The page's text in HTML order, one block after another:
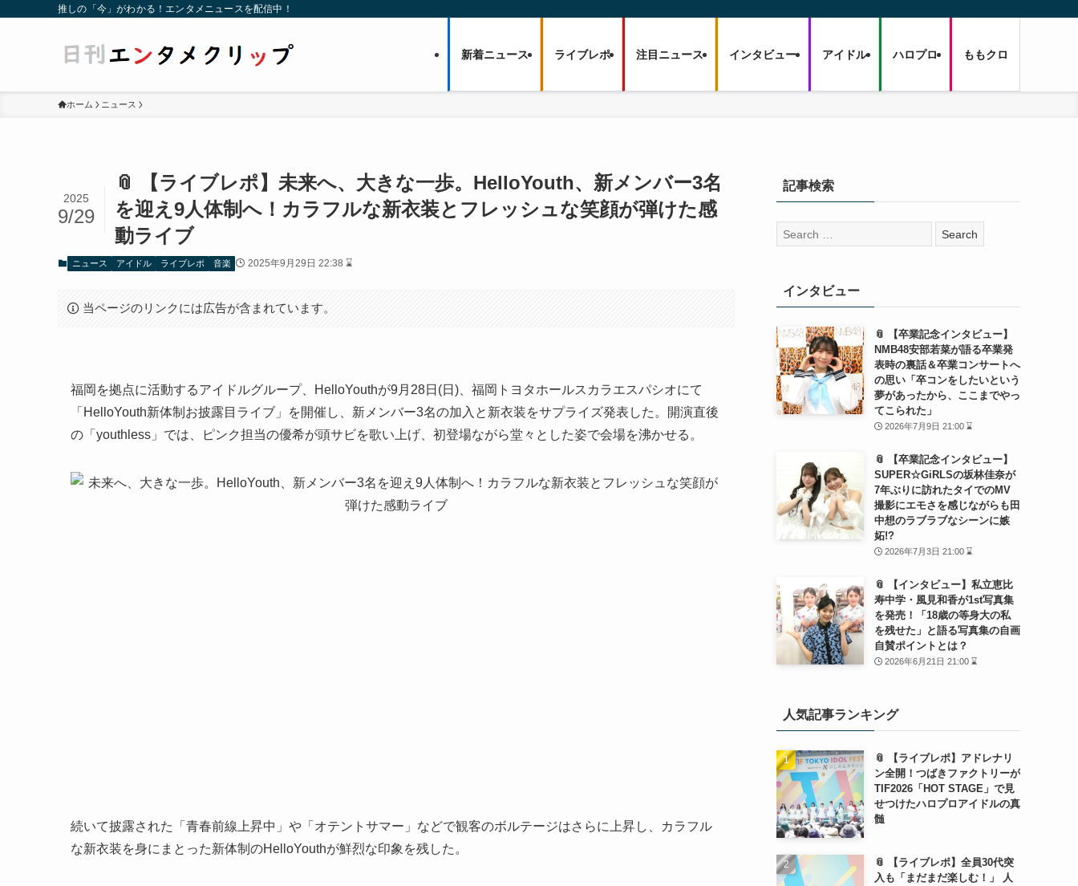
推しの「今」がわかる！エンタメニュースを配信中！
新着ニュース ライブレポ 注目ニュース インタビュー アイドル ハロプロ ももクロ
ホーム ニュース
📎 【ライブレポ】未来へ、大きな一歩。HelloYouth、新メンバー3名
を迎え9人体制へ！カラフルな新衣装とフレッシュな笑顔が弾けた感
動ライブ
2025
9/29
ニュース アイドル ライブレポ 音楽 2025年9月29日 22:38 ⌛
当ページのリンクには広告が含まれています。
福岡を拠点に活動するアイドルグループ、HelloYouthが9月28日(日)、福岡トヨタホールスカラエスパシオにて
「HelloYouth新体制お披露目ライブ」を開催し、新メンバー3名の加入と新衣装をサプライズ発表した。開演直後
の「youthless」では、ピンク担当の優希が頭サビを歌い上げ、初登場ながら堂々とした姿で会場を沸かせる。
続いて披露された「青春前線上昇中」や「オテントサマー」などで観客のボルテージはさらに上昇し、カラフル
な新衣装を身にまとった新体制のHelloYouthが鮮烈な印象を残した。
記事検索
検
索:
インタビュー
📎 【卒業記念インタビュー】
NMB48安部若菜が語る卒業発
表時の裏話＆卒業コンサートへ
の思い「卒コンをしたいという
夢があったから、ここまでやっ
てこられた」
2026年7月9日 21:00 ⌛
📎 【卒業記念インタビュー】
SUPER☆GiRLSの坂林佳奈が
7年ぶりに訪れたタイでのMV
撮影にエモさを感じながらも田
中想のラブラブなシーンに嫉
妬!?
2026年7月3日 21:00 ⌛
📎 【インタビュー】私立恵比
寿中学・風見和香が1st写真集
を発売！「18歳の等身大の私
を残せた」と語る写真集の自画
自賛ポイントとは？
2026年6月21日 21:00 ⌛
人気記事ランキング
📎 【ライブレポ】アドレナリ
ン全開！つばきファクトリーが
TIF2026「HOT STAGE」で見
せつけたハロプロアイドルの真
髄
📎 【ライブレポ】全員30代突
入も「まだまだ楽しむ！」 人